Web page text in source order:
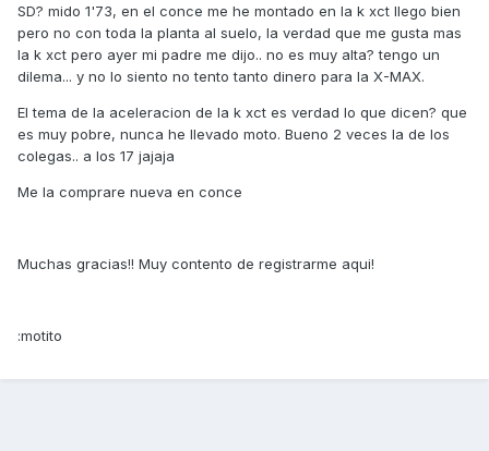
SD? mido 1'73, en el conce me he montado en la k xct llego bien
pero no con toda la planta al suelo, la verdad que me gusta mas
la k xct pero ayer mi padre me dijo.. no es muy alta? tengo un
dilema... y no lo siento no tento tanto dinero para la X-MAX.
El tema de la aceleracion de la k xct es verdad lo que dicen? que
es muy pobre, nunca he llevado moto. Bueno 2 veces la de los
colegas.. a los 17 jajaja
Me la comprare nueva en conce
Muchas gracias!! Muy contento de registrarme aqui!
:motito